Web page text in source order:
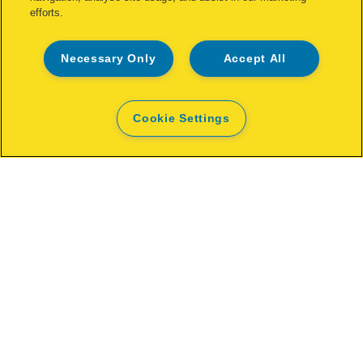
Politique concernant les cookies
efforts.
Accept All
Necessary Only
Cookie Settings